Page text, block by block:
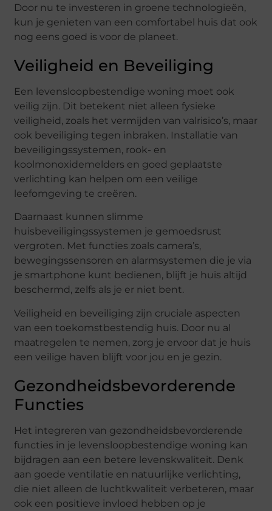
Door nu te investeren in groene technologieën,
kun je genieten van een comfortabel huis dat ook
nog eens goed is voor de planeet.
Veiligheid en Beveiliging
Een levensloopbestendige woning moet ook
veilig zijn. Dit betekent niet alleen fysieke
veiligheid, zoals het vermijden van valrisico’s, maar
ook beveiliging tegen inbraken. Installatie van
beveiligingssystemen, rook- en
koolmonoxidemelders en goed geplaatste
verlichting kan helpen om een veilige
leefomgeving te creëren.
Daarnaast kunnen slimme
huisbeveiligingssystemen je gemoedsrust
vergroten. Met functies zoals camera’s,
bewegingssensoren en alarmsystemen die je via
je smartphone kunt bedienen, blijft je huis altijd
beschermd, zelfs als je er niet bent.
Veiligheid en beveiliging zijn cruciale aspecten
van een toekomstbestendig huis. Door nu al
maatregelen te nemen, zorg je ervoor dat je huis
een veilige haven blijft voor jou en je gezin.
Gezondheidsbevorderende
Functies
Het integreren van gezondheidsbevorderende
functies in je levensloopbestendige woning kan
bijdragen aan een betere levenskwaliteit. Denk
aan goede ventilatie en natuurlijke verlichting,
die niet alleen de luchtkwaliteit verbeteren, maar
ook een positieve invloed hebben op je